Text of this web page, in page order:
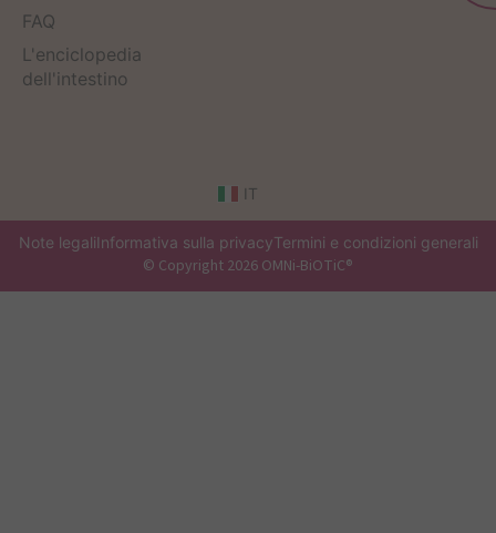
FAQ
L'enciclopedia
dell'intestino
IT
Note legaliInformativa sulla privacyTermini e condizioni generali
© Copyright 2026 OMNi-BiOTiC®